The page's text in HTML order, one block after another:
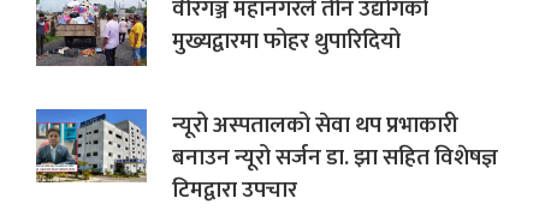
वीरगञ्ज महानगरले तीन उद्योगको
मुख्यद्वारमा फोहर थुपारिदियो
न्यूरो अस्पतालको सेवा थप प्रभाकारी
बनाउन न्यूरो सर्जन डा. झा सहित विशेषज्ञ
टिमद्वारा उपचार